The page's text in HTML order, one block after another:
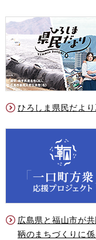
ひろしま県民だよ
広島県と福山市が共
鞆のまちづくりに